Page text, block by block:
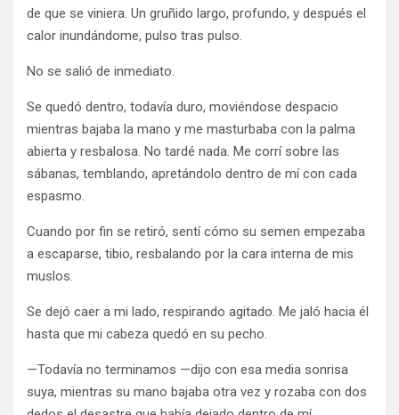
de que se viniera. Un gruñido largo, profundo, y después el
calor inundándome, pulso tras pulso.
No se salió de inmediato.
Se quedó dentro, todavía duro, moviéndose despacio
mientras bajaba la mano y me masturbaba con la palma
abierta y resbalosa. No tardé nada. Me corrí sobre las
sábanas, temblando, apretándolo dentro de mí con cada
espasmo.
Cuando por fin se retiró, sentí cómo su semen empezaba
a escaparse, tibio, resbalando por la cara interna de mis
muslos.
Se dejó caer a mi lado, respirando agitado. Me jaló hacia él
hasta que mi cabeza quedó en su pecho.
—Todavía no terminamos —dijo con esa media sonrisa
suya, mientras su mano bajaba otra vez y rozaba con dos